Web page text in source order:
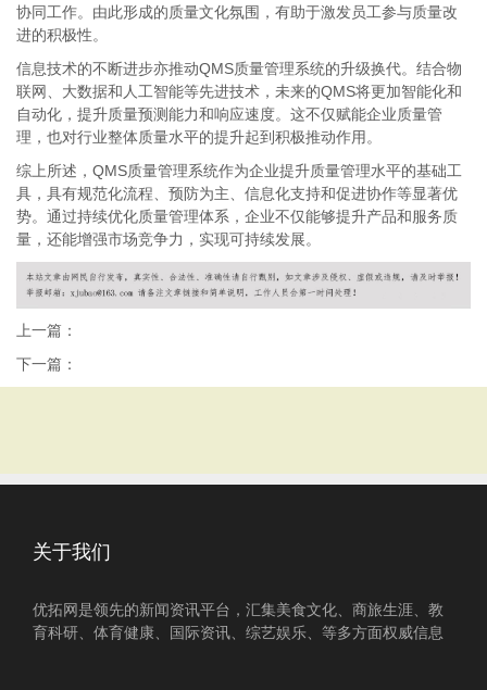
协同工作。由此形成的质量文化氛围，有助于激发员工参与质量改
进的积极性。
信息技术的不断进步亦推动QMS质量管理系统的升级换代。结合物
联网、大数据和人工智能等先进技术，未来的QMS将更加智能化和
自动化，提升质量预测能力和响应速度。这不仅赋能企业质量管
理，也对行业整体质量水平的提升起到积极推动作用。
综上所述，QMS质量管理系统作为企业提升质量管理水平的基础工
具，具有规范化流程、预防为主、信息化支持和促进协作等显著优
势。通过持续优化质量管理体系，企业不仅能够提升产品和服务质
量，还能增强市场竞争力，实现可持续发展。
上一篇：
下一篇：
关于我们
优拓网是领先的新闻资讯平台，汇集美食文化、商旅生涯、教
育科研、体育健康、国际资讯、综艺娱乐、等多方面权威信息